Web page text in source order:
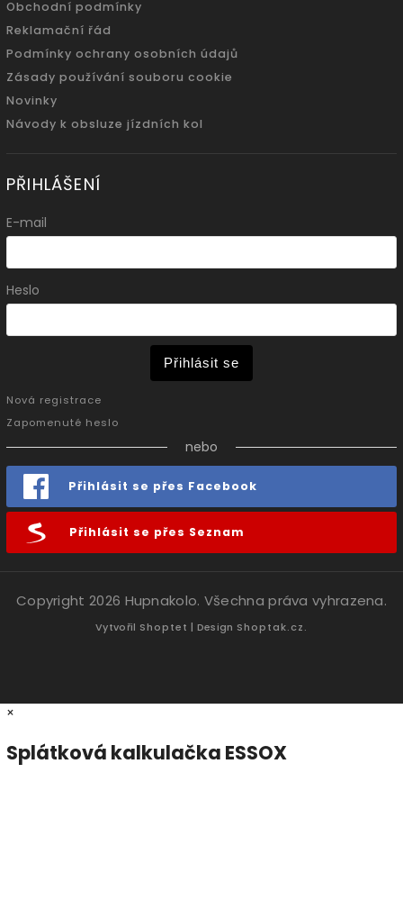
Obchodní podmínky
Reklamační řád
Podmínky ochrany osobních údajů
Zásady používání souboru cookie
Novinky
Návody k obsluze jízdních kol
PŘIHLÁŠENÍ
E-mail
Heslo
Přihlásit se
Nová registrace
Zapomenuté heslo
nebo
Přihlásit se přes Facebook
Přihlásit se přes Seznam
Copyright 2026 Hupnakolo. Všechna práva vyhrazena.
Vytvořil Shoptet | Design Shoptak.cz.
×
Splátková kalkulačka ESSOX